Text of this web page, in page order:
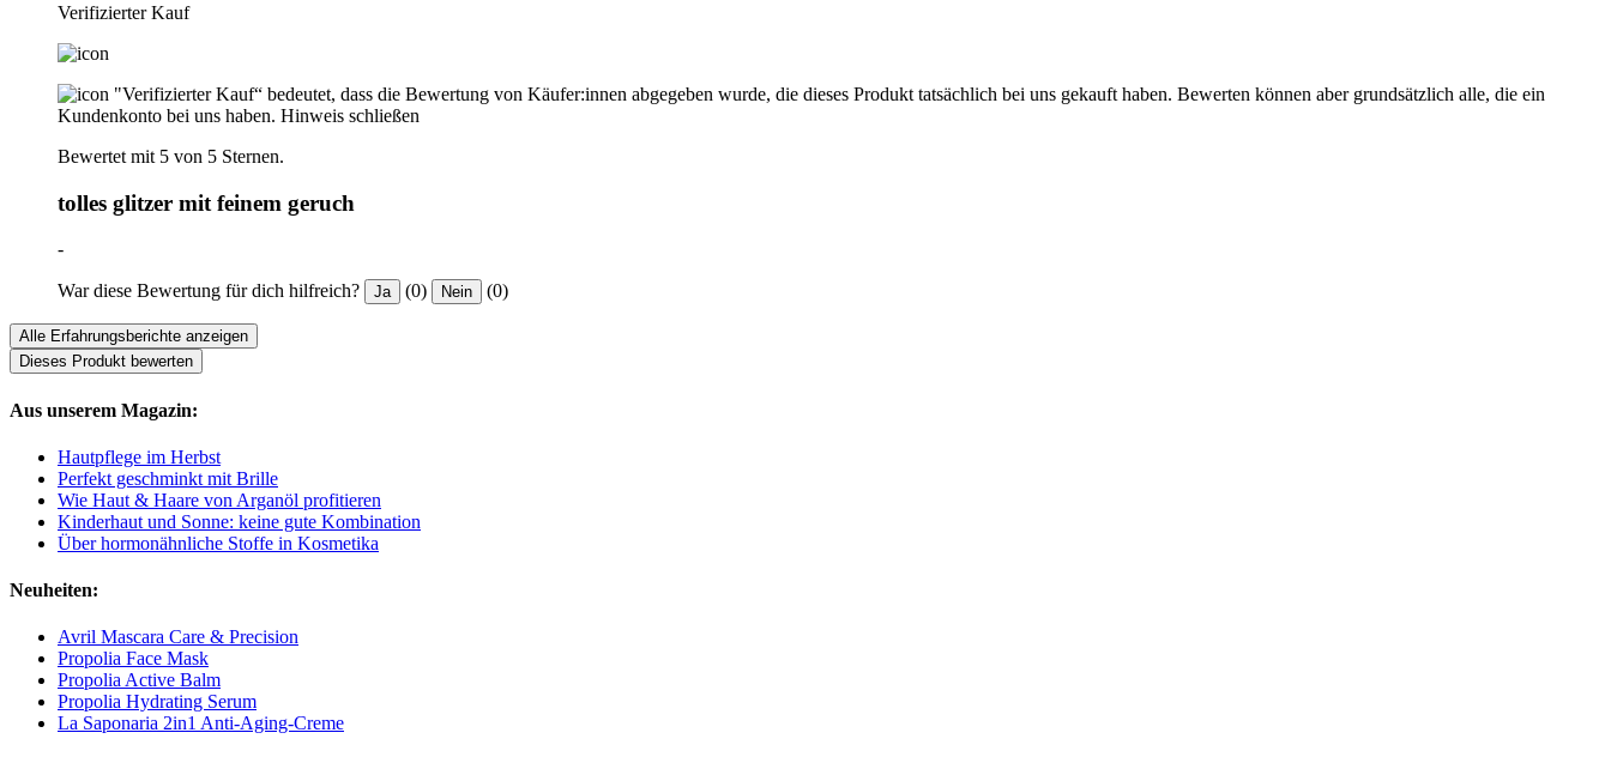
Verifizierter Kauf
"Verifizierter Kauf“ bedeutet, dass die Bewertung von Käufer:innen abgegeben wurde, die dieses Produkt tatsächlich bei uns gekauft haben. Bewerten können aber grundsätzlich alle, die ein
Kundenkonto bei uns haben. Hinweis schließen
Bewertet mit 5 von 5 Sternen.
tolles glitzer mit feinem geruch
-
War diese Bewertung für dich hilfreich? Ja (0) Nein (0)
Alle Erfahrungsberichte anzeigen
Dieses Produkt bewerten
Aus unserem Magazin:
Hautpflege im Herbst
Perfekt geschminkt mit Brille
Wie Haut & Haare von Arganöl profitieren
Kinderhaut und Sonne: keine gute Kombination
Über hormonähnliche Stoffe in Kosmetika
Neuheiten:
Avril Mascara Care & Precision
Propolia Face Mask
Propolia Active Balm
Propolia Hydrating Serum
La Saponaria 2in1 Anti-Aging-Creme